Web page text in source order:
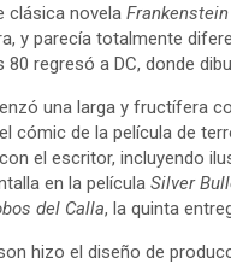
clásica novela Frankenstein
y parecía totalmente
regresó a DC, donde
una larga y fructífera
cómic de la película de
el escritor, incluyendo
en la película Silver
del Calla, la quinta
hizo el diseño de